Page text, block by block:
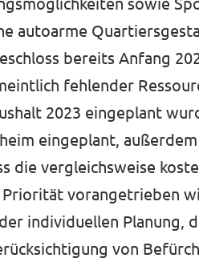
autoarme
bereits Anfang
fehlender
2023 eingeplant
eingeplant,
die vergleichsweise
vorangetrieben
individuellen Planung,
von